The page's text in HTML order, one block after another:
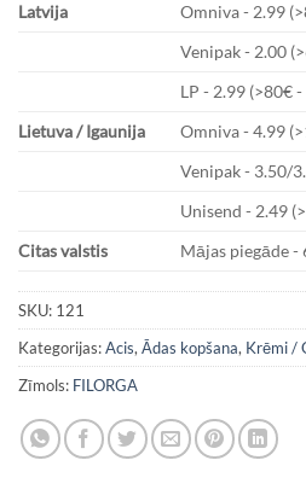
Latvija
Omniva - 2.99
Venipak - 2.00
LP - 2.99 (>80€ -
Lietuva / Igaunija
Omniva - 4.99
Venipak - 3.50/
Unisend - 2.49
Citas valstis
Mājas piegāde -
SKU: 121
Kategorijas:Acis, Ādas kopšana, Krēmi /
Zīmols: FILORGA